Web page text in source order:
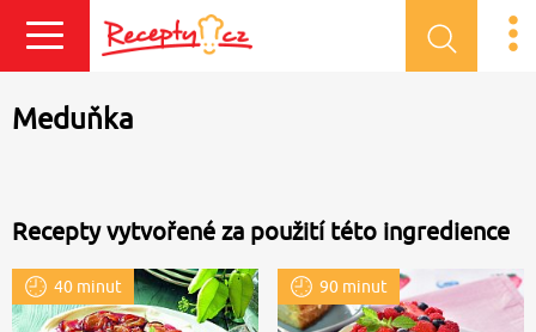
Přihlásit se
Meduňka
Recepty vytvořené za použití této ingredience
40 minut 90 minut